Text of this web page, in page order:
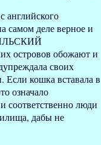
английского
самом деле верное и
островов обожают и
своих
Если кошка вставала в
означало
соответственно люди
дабы не